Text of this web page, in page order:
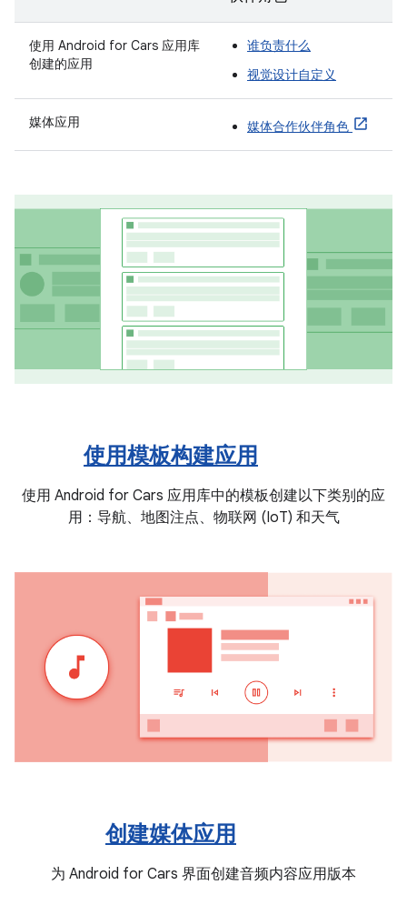
使用 Android for Cars 应用库
创建的应用
谁负责什么
视觉设计自定义
媒体应用 媒体合作伙伴角色
使用模板构建应用
使用 Android for Cars 应用库中的模板创建以下类别的应
用：导航、地图注点、物联网 (IoT) 和天气
创建媒体应用
为 Android for Cars 界面创建音频内容应用版本